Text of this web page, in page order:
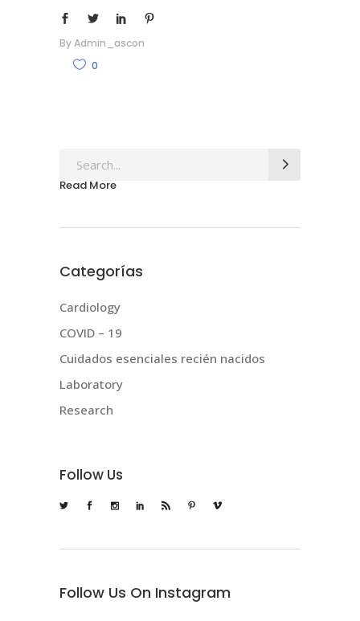
ByAdmin_ascon
0
Search
for:
Read More
Categorías
Cardiology
COVID – 19
Cuidados esenciales recién nacidos
Laboratory
Research
Follow Us
Follow Us On Instagram